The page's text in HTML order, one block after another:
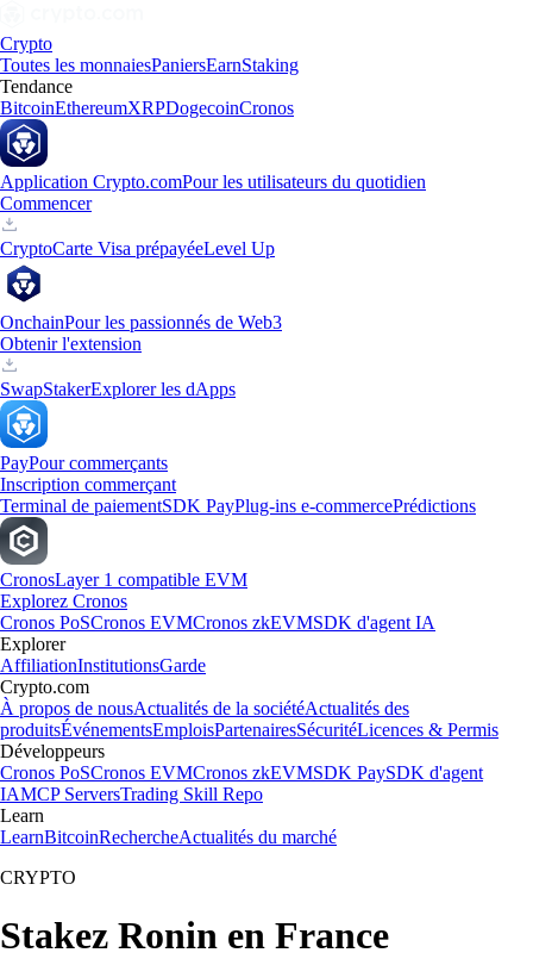
Crypto
Toutes les monnaiesPaniersEarnStaking
Tendance
BitcoinEthereumXRPDogecoinCronos
Application Crypto.comPour les utilisateurs du quotidien
Commencer
CryptoCarte Visa prépayéeLevel Up
OnchainPour les passionnés de Web3
Obtenir l'extension
SwapStakerExplorer les dApps
PayPour commerçants
Inscription commerçant
Terminal de paiementSDK PayPlug-ins e-commercePrédictions
CronosLayer 1 compatible EVM
Explorez Cronos
Cronos PoSCronos EVMCronos zkEVMSDK d'agent IA
Explorer
AffiliationInstitutionsGarde
Crypto.com
À propos de nousActualités de la sociétéActualités des
produitsÉvénementsEmploisPartenairesSécuritéLicences & Permis
Développeurs
Cronos PoSCronos EVMCronos zkEVMSDK PaySDK d'agent
IAMCP ServersTrading Skill Repo
Learn
LearnBitcoinRechercheActualités du marché
CRYPTO
Stakez Ronin en France